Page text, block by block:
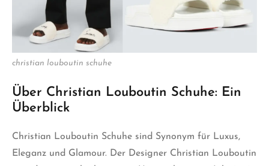
christian louboutin schuhe
Über Christian Louboutin Schuhe: Ein
Überblick
Christian Louboutin Schuhe sind Synonym für Luxus,
Eleganz und Glamour. Der Designer Christian Louboutin